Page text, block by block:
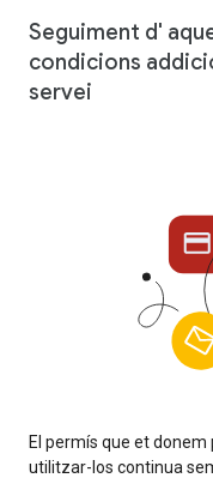
Seguiment d'
condicions
servei
El permís que et donem
utilitzar-los continua